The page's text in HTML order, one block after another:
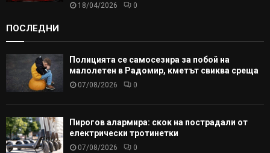
18/04/2026 0
ПОСЛЕДНИ
Полицията се самосезира за побой на
малолетен в Радомир, кметът свиква среща
07/08/2026 0
Пирогов алармира: скок на пострадали от
електрически тротинетки
07/08/2026 0